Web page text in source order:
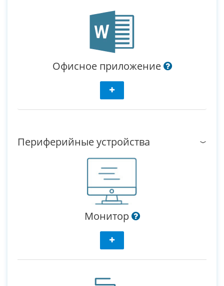
Офисное приложение
Периферийные устройства
Монитор